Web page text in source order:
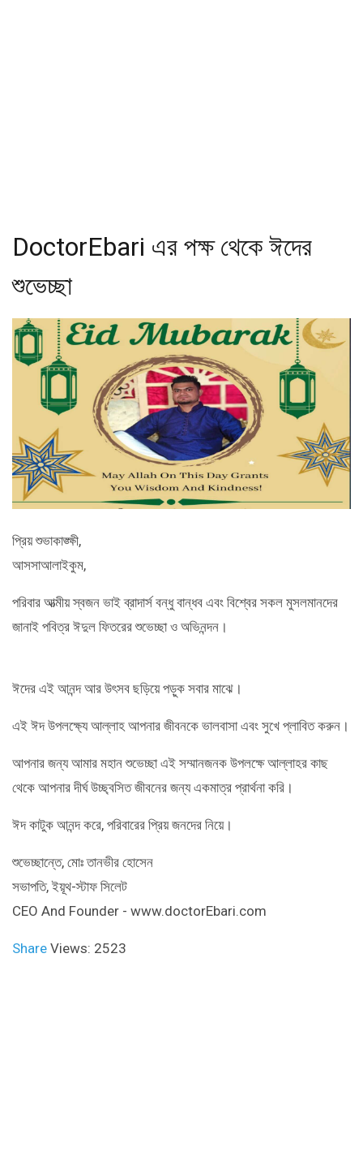
DoctorEbari এর পক্ষ থেকে ঈদের
শুভেচ্ছা
প্রিয় শুভাকাঙ্ক্ষী,
আসসাআলাইকুম,
পরিবার আত্মীয় স্বজন ভাই ব্রাদার্স বন্ধু বান্ধব এবং বিশ্বের সকল মুসলমানদের
জানাই পবিত্র ঈদুল ফিতরের শুভেচ্ছা ও অভিনন্দন।
ঈদের এই আনন্দ আর উৎসব ছড়িয়ে পড়ুক সবার মাঝে।
এই ঈদ উপলক্ষ্যে আল্লাহ আপনার জীবনকে ভালবাসা এবং সুখে প্লাবিত করুন।
আপনার জন্য আমার মহান শুভেচ্ছা এই সম্মানজনক উপলক্ষে আল্লাহর কাছ
থেকে আপনার দীর্ঘ উচ্ছ্বসিত জীবনের জন্য একমাত্র প্রার্থনা করি।
ঈদ কাটুক আনন্দ করে, পরিবারের প্রিয় জনদের নিয়ে।
শুভেচ্ছান্তে, মোঃ তানভীর হোসেন
সভাপতি, ইয়ূথ-স্টাফ সিলেট
CEO And Founder - www.doctorEbari.com
Share Views: 2523